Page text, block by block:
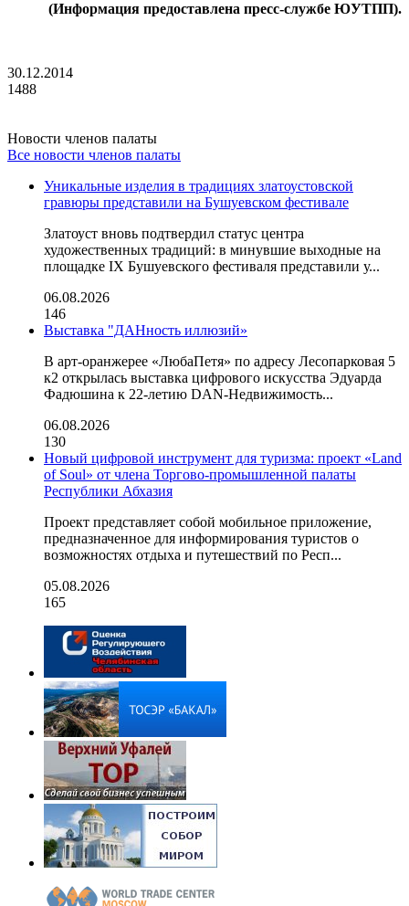
(Информация предоставлена пресс-службе ЮУТПП).
30.12.2014
1488
Новости членов палаты
Все новости членов палаты
Уникальные изделия в традициях златоустовской
гравюры представили на Бушуевском фестивале
Златоуст вновь подтвердил статус центра
художественных традиций: в минувшие выходные на
площадке IX Бушуевского фестиваля представили у...
06.08.2026
146
Выставка "ДАНность иллюзий»
В арт-оранжерее «ЛюбаПетя» по адресу Лесопарковая 5
к2 открылась выставка цифрового искусства Эдуарда
Фадюшина к 22-летию DAN-Недвижимость...
06.08.2026
130
Новый цифровой инструмент для туризма: проект «Land
of Soul» от члена Торгово-промышленной палаты
Республики Абхазия
Проект представляет собой мобильное приложение,
предназначенное для информирования туристов о
возможностях отдыха и путешествий по Респ...
05.08.2026
165